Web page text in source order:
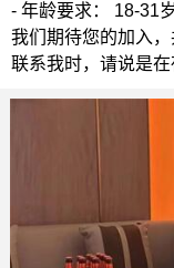
- 年龄要求： 18-31
我们期待您的加入，
联系我时，请说是在